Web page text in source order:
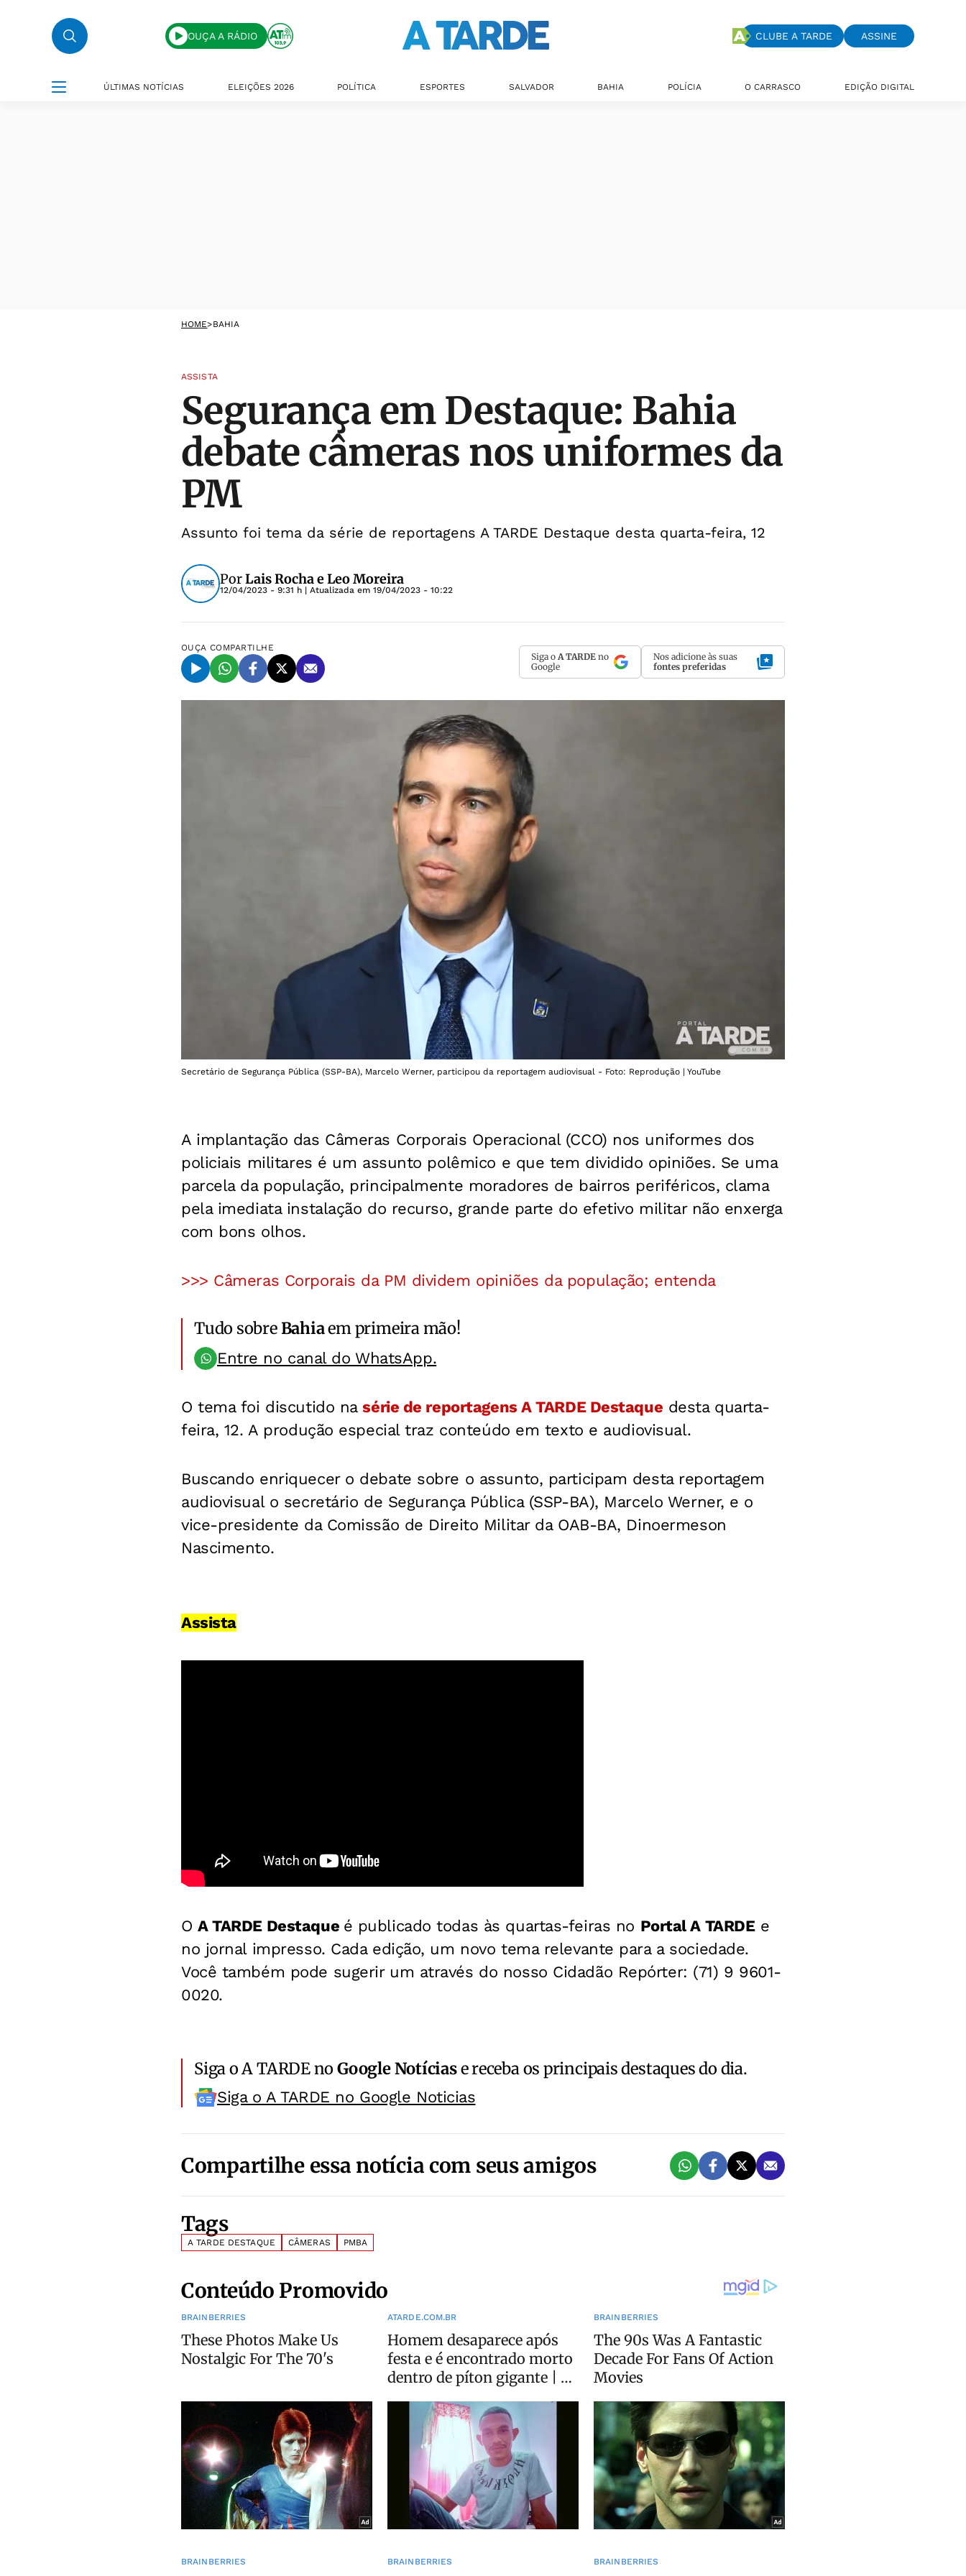
OUÇA A RÁDIO CLUBE A TARDE ASSINE
ÚLTIMAS NOTÍCIAS ELEIÇÕES 2026 POLÍTICA ESPORTES SALVADOR BAHIA POLÍCIA O CARRASCO EDIÇÃO DIGITAL
HOME>BAHIA
ASSISTA
Segurança em Destaque: Bahia
debate câmeras nos uniformes da
PM
Assunto foi tema da série de reportagens A TARDE Destaque desta quarta-feira, 12
PorLais Rocha e Leo Moreira
12/04/2023 - 9:31 h | Atualizada em 19/04/2023 - 10:22
OUÇA COMPARTILHE
Siga o A TARDE no
Google
Nos adicione às suas
fontes preferidas
Secretário de Segurança Pública (SSP-BA), Marcelo Werner, participou da reportagem audiovisual - Foto: Reprodução | YouTube
A implantação das Câmeras Corporais Operacional (CCO) nos uniformes dos
policiais militares é um assunto polêmico e que tem dividido opiniões. Se uma
parcela da população, principalmente moradores de bairros periféricos, clama
pela imediata instalação do recurso, grande parte do efetivo militar não enxerga
com bons olhos.
>>> Câmeras Corporais da PM dividem opiniões da população; entenda
Tudo sobreBahiaem primeira mão!
Entre no canal do WhatsApp.
O tema foi discutido nasérie de reportagensA TARDE Destaque desta quarta-
feira, 12. A produção especial traz conteúdo em texto e audiovisual.
Buscando enriquecer o debate sobre o assunto, participam desta reportagem
audiovisual o secretário de Segurança Pública (SSP-BA), Marcelo Werner, e o
vice-presidente da Comissão de Direito Militar da OAB-BA, Dinoermeson
Nascimento.
Assista
OA TARDE Destaque é publicado todas às quartas-feiras no Portal A TARDEe
no jornal impresso. Cada edição, um novo tema relevante para a sociedade.
Você também pode sugerir um através do nosso Cidadão Repórter: (71) 9 9601-
0020.
Siga o A TARDE noGoogle Notíciase receba os principais destaques do dia.
Siga o A TARDE no Google Noticias
Compartilhe essa notícia com seus amigos
Tags
A TARDE DESTAQUE CÂMERAS PMBA